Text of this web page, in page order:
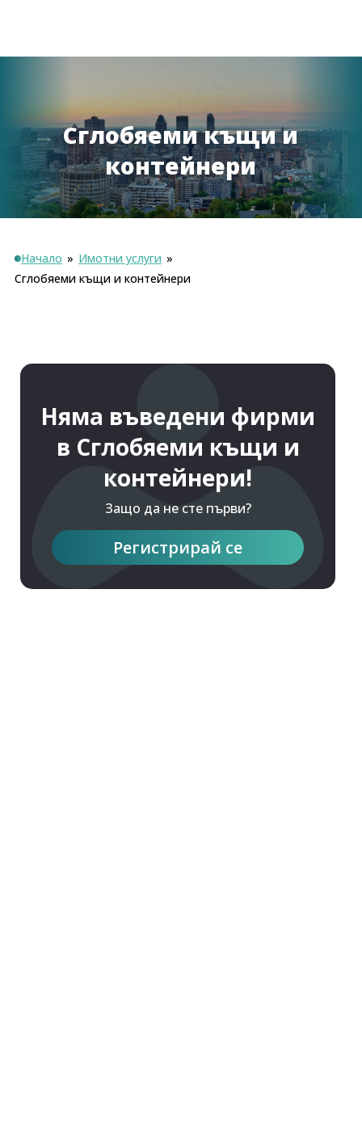
Сглобяеми къщи и
контейнери
Начало » Имотни услуги »
Сглобяеми къщи и контейнери
Няма въведени фирми
в Сглобяеми къщи и
контейнери!
Защо да не сте първи?
Регистрирай се